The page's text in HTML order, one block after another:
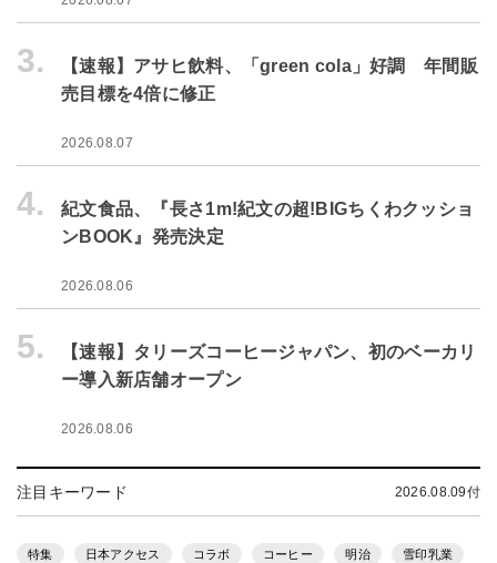
3.
【速報】アサヒ飲料、「green cola」好調 年間販
売目標を4倍に修正
2026.08.07
4.
紀文食品、『長さ1m!紀文の超!BIGちくわクッショ
ンBOOK』発売決定
2026.08.06
5.
【速報】タリーズコーヒージャパン、初のベーカリ
ー導入新店舗オープン
2026.08.06
注目キーワード 2026.08.09付
特集 日本アクセス コラボ コーヒー 明治 雪印乳業